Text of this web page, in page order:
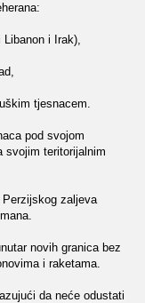
i Irak),
tjesnacem.
pod svojom
svojim teritorijalnim
zaljeva
novih granica bez
i raketama.
da neće odustati